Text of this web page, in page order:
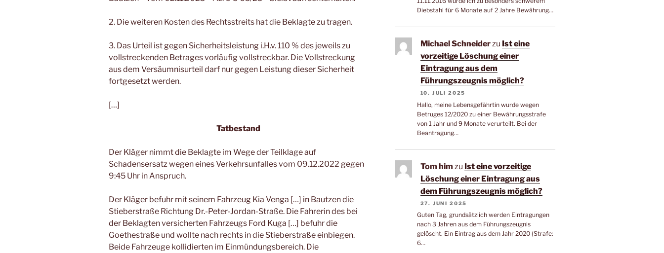
2. Die weiteren Kosten des Rechtsstreits hat die Beklagte zu tragen.
3. Das Urteil ist gegen Sicherheitsleistung i.H.v. 110 % des jeweils zu
vollstreckenden Betrages vorläufig vollstreckbar. Die Vollstreckung
aus dem Versäumnisurteil darf nur gegen Leistung dieser Sicherheit
fortgesetzt werden.
[…]
Tatbestand
Der Kläger nimmt die Beklagte im Wege der Teilklage auf
Schadensersatz wegen eines Verkehrsunfalles vom 09.12.2022 gegen
9:45 Uhr in Anspruch.
Der Kläger befuhr mit seinem Fahrzeug Kia Venga […] in Bautzen die
Stieberstraße Richtung Dr.-Peter-Jordan-Straße. Die Fahrerin des bei
der Beklagten versicherten Fahrzeugs Ford Kuga […] befuhr die
Goethestraße und wollte nach rechts in die Stieberstraße einbiegen.
Beide Fahrzeuge kollidierten im Einmündungsbereich. Die
Diebstahl für 6 Monate auf 2 Jahre Bewährung…
Michael Schneiderzu Ist eine
vorzeitige Löschung einer
Eintragung aus dem
Führungszeugnis möglich?
10. JULI 2025
Hallo, meine Lebensgefährtin wurde wegen
Betruges 12/2020 zu einer Bewährungsstrafe
von 1 Jahr und 9 Monate verurteilt. Bei der
Beantragung…
Tom him zu Ist eine vorzeitige
Löschung einer Eintragung aus
dem Führungszeugnis möglich?
27. JUNI 2025
Guten Tag, grundsätzlich werden Eintragungen
nach 3 Jahren aus dem Führungszeugnis
gelöscht. Ein Eintrag aus dem Jahr 2020 (Strafe:
6…